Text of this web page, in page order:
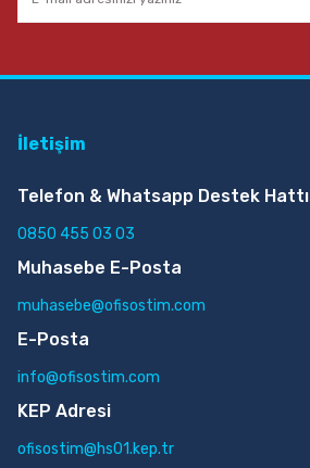
İletişim
Telefon & Whatsapp Destek Hattı
0850 455 03 03
Muhasebe E-Posta
muhasebe@ofisostim.com
E-Posta
info@ofisostim.com
KEP Adresi
ofisostim@hs01.kep.tr